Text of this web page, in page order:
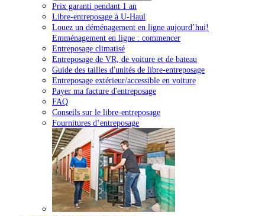
Prix garanti pendant 1 an
Libre-entreposage à U-Haul
Louez un déménagement en ligne aujourd’hui!
Emménagement en ligne : commencer
Entreposage climatisé
Entreposage de VR, de voiture et de bateau
Guide des tailles d'unités de libre-entreposage
Entreposage extérieur/accessible en voiture
Payer ma facture d'entreposage
FAQ
Conseils sur le libre-entreposage
Fournitures d’entreposage